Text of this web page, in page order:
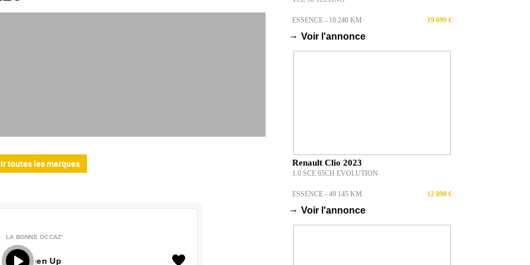
toutes les marques
LA BONNE OCCAZ'
La Bonne Occaz' - Volkswagen Up
ESSENCE - 18 240 KM 19 699 €
→ Voir l'annonce
Renault Clio 2023
1.0 SCE 65CH EVOLUTION
ESSENCE - 49 145 KM 12 890 €
→ Voir l'annonce